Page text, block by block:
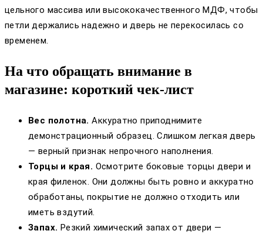
цельного массива или высококачественного МДФ, чтобы
петли держались надежно и дверь не перекосилась со
временем.
На что обращать внимание в
магазине: короткий чек-лист
Вес полотна. Аккуратно приподнимите
демонстрационный образец. Слишком легкая дверь
— верный признак непрочного наполнения.
Торцы и края. Осмотрите боковые торцы двери и
края филенок. Они должны быть ровно и аккуратно
обработаны, покрытие не должно отходить или
иметь вздутий.
Запах. Резкий химический запах от двери —